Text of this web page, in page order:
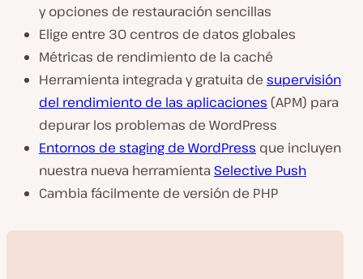
y opciones de restauración sencillas
Elige entre 30 centros de datos globales
Métricas de rendimiento de la caché
Herramienta integrada y gratuita de supervisión
del rendimiento de las aplicaciones (APM) para
depurar los problemas de WordPress
Entornos de staging de WordPress que incluyen
nuestra nueva herramienta Selective Push
Cambia fácilmente de versión de PHP